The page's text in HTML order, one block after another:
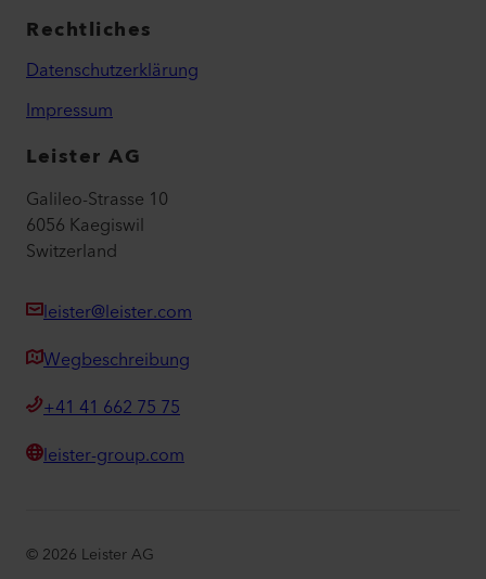
Rechtliches
Datenschutzerklärung
Impressum
Leister AG
Galileo-Strasse 10
6056 Kaegiswil
Switzerland
leister@leister.com
Wegbeschreibung
+41 41 662 75 75
leister-group.com
© 2026 Leister AG